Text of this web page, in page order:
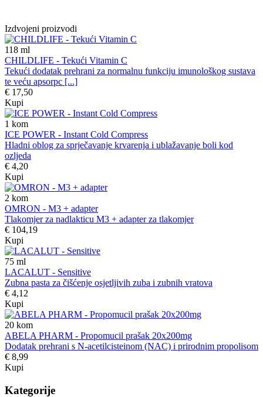
Izdvojeni proizvodi
118 ml
CHILDLIFE - Tekući Vitamin C
Tekući dodatak prehrani za normalnu funkciju imunološkog sustava
te veću apsorpc [...]
€ 17,50
Kupi
1 kom
ICE POWER - Instant Cold Compress
Hladni oblog za sprječavanje krvarenja i ublažavanje boli kod
ozljeda
€ 4,20
Kupi
2 kom
OMRON - M3 + adapter
Tlakomjer za nadlakticu M3 + adapter za tlakomjer
€ 104,19
Kupi
75 ml
LACALUT - Sensitive
Zubna pasta za čišćenje osjetljivih zuba i zubnih vratova
€ 4,12
Kupi
20 kom
ABELA PHARM - Propomucil prašak 20x200mg
Dodatak prehrani s N-acetilcisteinom (NAC) i prirodnim propolisom
€ 8,99
Kupi
Kategorije